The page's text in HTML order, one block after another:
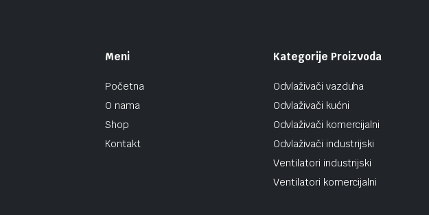
Meni
Početna
O nama
Shop
Kontakt
Kategorije Proizvoda
Odvlaživači vazduha
Odvlaživači kućni
Odvlaživači komercijalni
Odvlaživači industrijski
Ventilatori industrijski
Ventilatori komercijalni